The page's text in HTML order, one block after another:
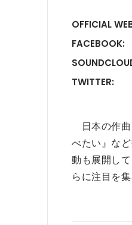
OFFICIAL
FACEBOOK:
TWITTER:
日本の作曲
べたい』な
動も展開し
らに注目を